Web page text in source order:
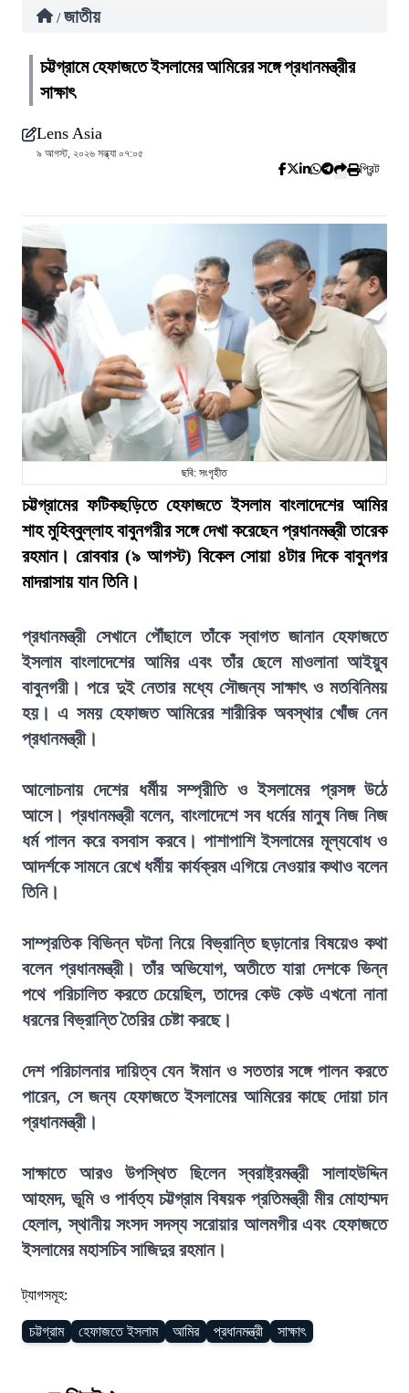
/ জাতীয়
চট্টগ্রামে হেফাজতে ইসলামের আমিরের সঙ্গে প্রধানমন্ত্রীর
সাক্ষাৎ
Lens Asia
৯ আগস্ট, ২০২৬ সন্ধ্যা ০৭:০৫
প্রিন্ট
ছবি: সংগৃহীত
চট্টগ্রামের ফটিকছড়িতে হেফাজতে ইসলাম বাংলাদেশের আমির
শাহ মুহিব্বুল্লাহ বাবুনগরীর সঙ্গে দেখা করেছেন প্রধানমন্ত্রী তারেক
রহমান। রোববার (৯ আগস্ট) বিকেল সোয়া ৪টার দিকে বাবুনগর
মাদরাসায় যান তিনি।
প্রধানমন্ত্রী সেখানে পৌঁছালে তাঁকে স্বাগত জানান হেফাজতে
ইসলাম বাংলাদেশের আমির এবং তাঁর ছেলে মাওলানা আইয়ুব
বাবুনগরী। পরে দুই নেতার মধ্যে সৌজন্য সাক্ষাৎ ও মতবিনিময়
হয়। এ সময় হেফাজত আমিরের শারীরিক অবস্থার খোঁজ নেন
প্রধানমন্ত্রী।
আলোচনায় দেশের ধর্মীয় সম্প্রীতি ও ইসলামের প্রসঙ্গ উঠে
আসে। প্রধানমন্ত্রী বলেন, বাংলাদেশে সব ধর্মের মানুষ নিজ নিজ
ধর্ম পালন করে বসবাস করবে। পাশাপাশি ইসলামের মূল্যবোধ ও
আদর্শকে সামনে রেখে ধর্মীয় কার্যক্রম এগিয়ে নেওয়ার কথাও বলেন
তিনি।
সাম্প্রতিক বিভিন্ন ঘটনা নিয়ে বিভ্রান্তি ছড়ানোর বিষয়েও কথা
বলেন প্রধানমন্ত্রী। তাঁর অভিযোগ, অতীতে যারা দেশকে ভিন্ন
পথে পরিচালিত করতে চেয়েছিল, তাদের কেউ কেউ এখনো নানা
ধরনের বিভ্রান্তি তৈরির চেষ্টা করছে।
দেশ পরিচালনার দায়িত্ব যেন ঈমান ও সততার সঙ্গে পালন করতে
পারেন, সে জন্য হেফাজতে ইসলামের আমিরের কাছে দোয়া চান
প্রধানমন্ত্রী।
সাক্ষাতে আরও উপস্থিত ছিলেন স্বরাষ্ট্রমন্ত্রী সালাহউদ্দিন
আহমদ, ভূমি ও পার্বত্য চট্টগ্রাম বিষয়ক প্রতিমন্ত্রী মীর মোহাম্মদ
হেলাল, স্থানীয় সংসদ সদস্য সরোয়ার আলমগীর এবং হেফাজতে
ইসলামের মহাসচিব সাজিদুর রহমান।
ট্যাগসমূহ:
চট্টগ্রাম হেফাজতে ইসলাম আমির প্রধানমন্ত্রী সাক্ষাৎ